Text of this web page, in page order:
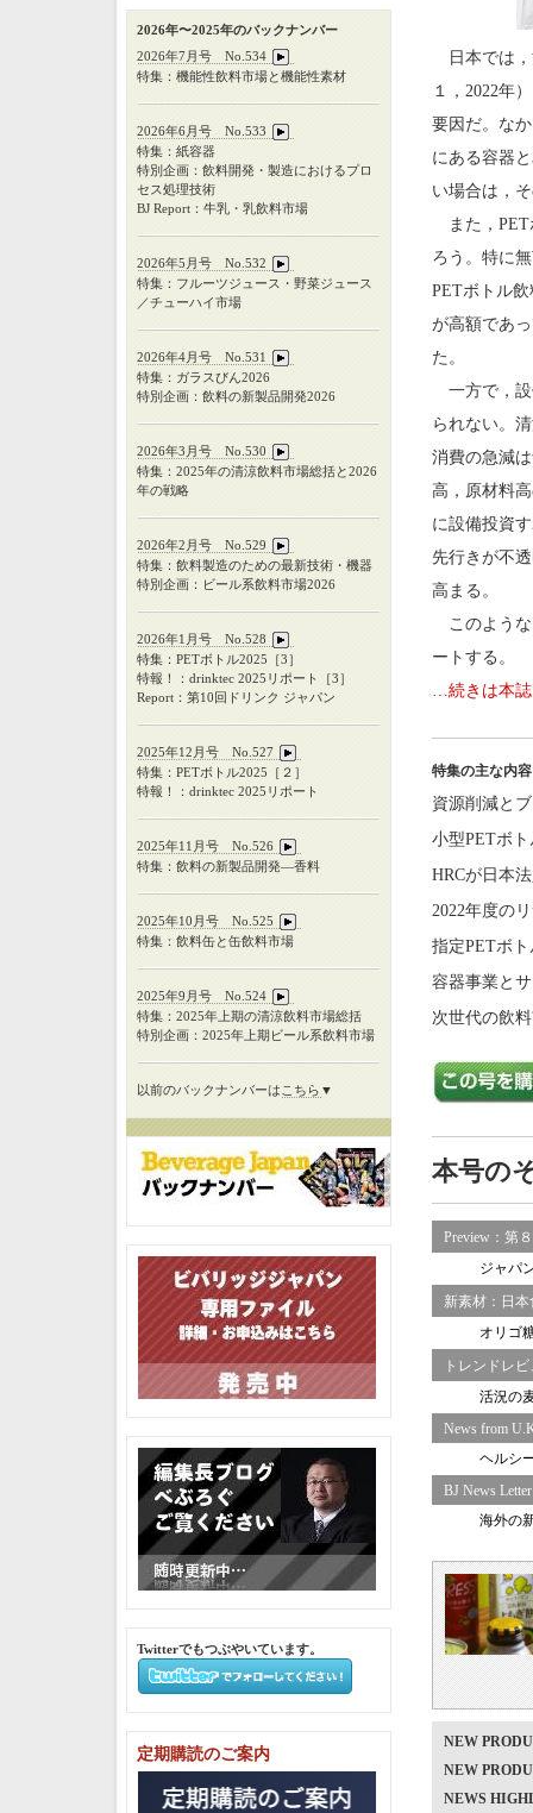
日本では，
１，2022年
要因だ。な
にある容器
い場合は，
また，PET
ろう。特に
PETボトル
が高額であ
た。
一方で，設
られない。
消費の急減
高，原材料
に設備投資
先行きが不
高まる。
このような
ートする。
…続きは本
特集の主な内容
資源削減と
小型PETボ
HRCが日本
2022年度の
指定PETボ
容器事業と
次世代の飲
本号の
Preview ：第
ジャパ
新素材：日
オリゴ
トレンドレ
活況の
News from
ヘルシ
BJ News Letter
海外の
NEW
NEW
NEWS
2026年〜2025年のバックナンバー
2026年7月号 No.534
特集：機能性飲料市場と機能性素材
2026年6月号 No.533
特集：紙容器
特別企画：飲料開発・製造におけるプロ
セス処理技術
BJ Report：牛乳・乳飲料市場
2026年5月号 No.532
特集：フルーツジュース・野菜ジュース
／チューハイ市場
2026年4月号 No.531
特集：ガラスびん2026
特別企画：飲料の新製品開発2026
2026年3月号 No.530
特集：2025年の清涼飲料市場総括と2026
年の戦略
2026年2月号 No.529
特集：飲料製造のための最新技術・機器
特別企画：ビール系飲料市場2026
2026年1月号 No.528
特集：PETボトル2025［3］
特報！：drinktec 2025リポート［3］
Report：第10回ドリンク ジャパン
2025年12月号 No.527
特集：PETボトル2025
［２］
特報！：drinktec 2025 リポート
2025年11月号 No.526
特集：飲料の新製品開発―香料
2025年10月号 No.525
特集：飲料缶と缶飲料市場
2025年9月号 No.524
特集：2025年上期の清涼飲料市場総括
特別企画：2025年上期ビール系飲料市場
以前のバックナンバーは こちら ▼
Twitterでもつぶやいています。
定期購読のご案内